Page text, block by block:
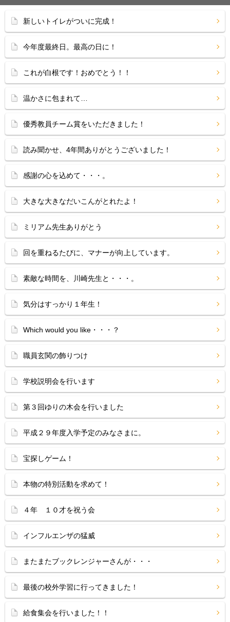
新しいトイレがついに完成！
今年度最終日。最高の日に！
これが白根です！おめでとう！！
温かさに包まれて…
優秀教員チーム賞をいただきました！
読み聞かせ、4年間ありがとうございました！
感謝の心を込めて・・・。
大きな大きなだいこんがとれたよ！
ミリアム先生ありがとう
回を重ねるたびに、マナーが向上しています。
素敵な時間を、川崎先生と・・・。
気分はすっかり１年生！
Which would you like・・・？
職員玄関の飾りつけ
学校説明会を行います
第３回ゆりの木会を行いました
平成２９年度入学予定のみなさまに。
宝探しゲーム！
本物の特別活動を求めて！
４年 １０才を祝う会
インフルエンザの猛威
またまたブックレンジャーさんが・・・
最後の校外学習に行ってきました！
給食集会を行いました！！